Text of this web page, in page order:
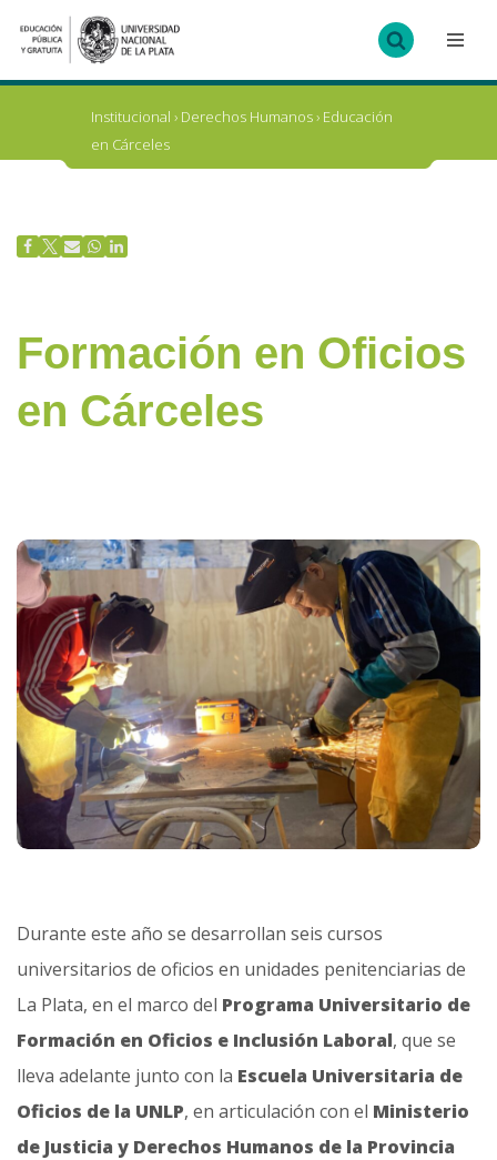
Ir
al
Institucional › Derechos Humanos› Educación
en Cárceles
Formación en Oficios
en Cárceles
Durante este año se desarrollan seis cursos
universitarios de oficios en unidades penitenciarias de
La Plata, en el marco del Programa Universitario de
Formación en Oficios e Inclusión Laboral, que se
lleva adelante junto con la Escuela Universitaria de
Oficios de la UNLP, en articulación con el Ministerio
de Justicia y Derechos Humanos de la Provincia